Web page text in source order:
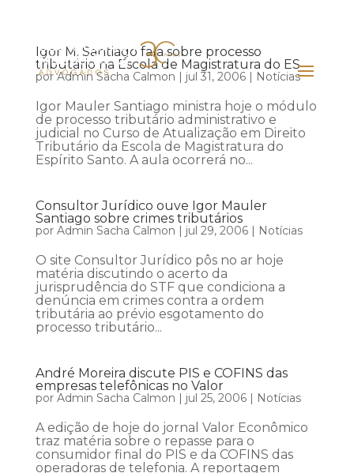
Igor M. Santiago fala sobre processo
tributário na Escola de Magistratura do ES
porAdmin Sacha Calmon | jul 31, 2006| Notícias
Igor Mauler Santiago ministra hoje o módulo
de processo tributário administrativo e
judicial no Curso de Atualização em Direito
Tributário da Escola de Magistratura do
Espírito Santo. A aula ocorrerá no...
Consultor Jurídico ouve Igor Mauler
Santiago sobre crimes tributários
por Admin Sacha Calmon | jul 29, 2006| Notícias
O site Consultor Jurídico pôs no ar hoje
matéria discutindo o acerto da
jurisprudência do STF que condiciona a
denúncia em crimes contra a ordem
tributária ao prévio esgotamento do
processo tributário...
André Moreira discute PIS e COFINS das
empresas telefônicas no Valor
por Admin Sacha Calmon | jul 25, 2006| Notícias
A edição de hoje do jornal Valor Econômico
traz matéria sobre o repasse para o
consumidor final do PIS e da COFINS das
operadoras de telefonia. A reportagem